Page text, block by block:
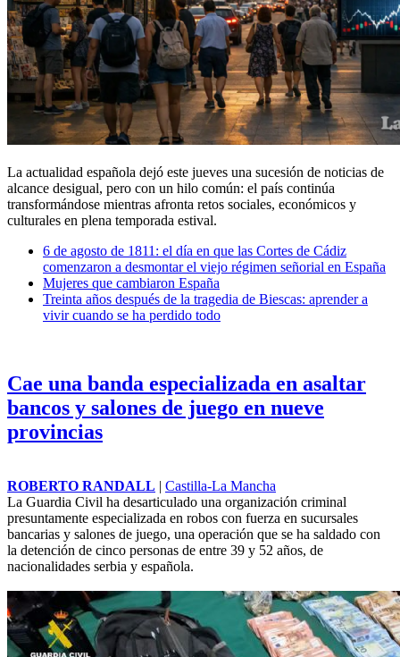
La actualidad española dejó este jueves una sucesión de noticias de
alcance desigual, pero con un hilo común: el país continúa
transformándose mientras afronta retos sociales, económicos y
culturales en plena temporada estival.
6 de agosto de 1811: el día en que las Cortes de Cádiz
comenzaron a desmontar el viejo régimen señorial en España
Mujeres que cambiaron España
Treinta años después de la tragedia de Biescas: aprender a
vivir cuando se ha perdido todo
Cae una banda especializada en asaltar
bancos y salones de juego en nueve
provincias
ROBERTO RANDALL | Castilla-La Mancha
La Guardia Civil ha desarticulado una organización criminal
presuntamente especializada en robos con fuerza en sucursales
bancarias y salones de juego, una operación que se ha saldado con
la detención de cinco personas de entre 39 y 52 años, de
nacionalidades serbia y española.